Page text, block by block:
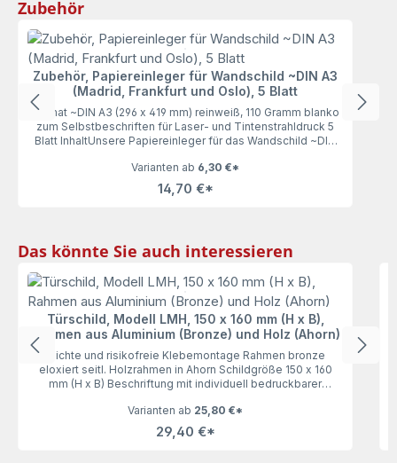
Produktgalerie überspringen
Zubehör
Zubehör, Papiereinleger für Wandschild ~DIN A3
(Madrid, Frankfurt und Oslo), 5 Blatt
Format ~DIN A3 (296 x 419 mm) reinweiß, 110 Gramm blanko
zum Selbstbeschriften für Laser- und Tintenstrahldruck 5
Blatt InhaltUnsere Papiereinleger für das Wandschild ~DIN
Wünsche offen. Mit 110 Gramm haben die Einleger genau
die richtige Stärke zum bequemen Ausdrucken und
Einlegen.
Varianten ab 6,30 €*
14,70 €*
Produktgalerie überspringen
Das könnte Sie auch interessieren
Türschild, Modell LMH, 150 x 160 mm (H x B),
Rahmen aus Aluminium (Bronze) und Holz (Ahorn)
leichte und risikofreie Klebemontage Rahmen bronze
eloxiert seitl. Holzrahmen in Ahorn Schildgröße 150 x 160
mm (H x B) Beschriftung mit individuell bedruckbarer
Türschild Modell LMH 150 in Bronze & Ahorn besticht durch
sein einzigartiges Design und seine Wertigkeit. Die
Beschriftungseinlagen (aus Papier) können selbst gestaltet,
Varianten ab 25,80 €*
29,40 €*